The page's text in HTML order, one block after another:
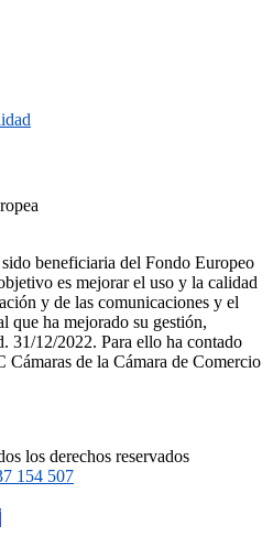
beneficiaria del Fondo Europeo
es mejorar el uso y la calidad
y de las comunicaciones y el
que ha mejorado su gestión,
31/12/2022. Para ello ha contado
de la Cámara de Comercio
los derechos reservados
154 507